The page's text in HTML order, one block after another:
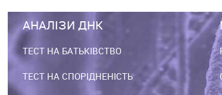
АНАЛІЗИ ДНК
ТЕСТ НА БАТЬКІВСТВО
ТЕСТ НА СПОРІДНЕНІСТЬ